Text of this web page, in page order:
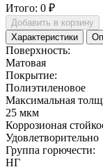
Итого: 0 ₽
Добавить в корзину
Характеристики
Поверхность:
Матовая
Покрытие:
Полиэтиленовое
Максимальная
25 мкм
Коррозионая
Удовлетворительно
Группа горючести:
НГ